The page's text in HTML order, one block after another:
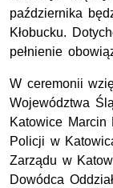
października
Kłobucku.
pełnienie
W ceremonii
Województwa
Katowice Marcin
Policji w
Zarządu w
Dowódca